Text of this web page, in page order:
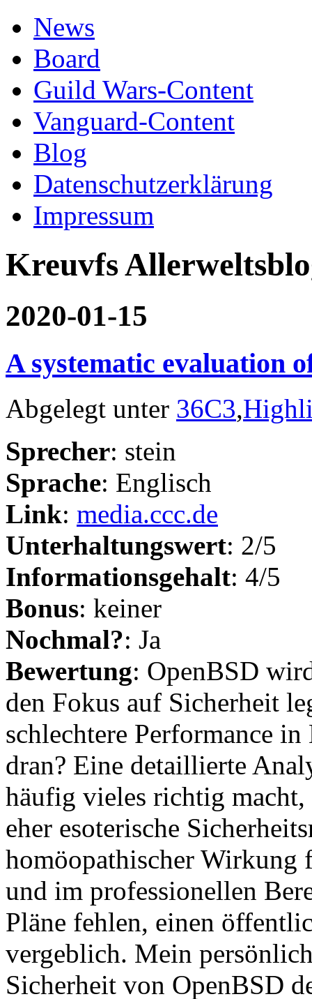
News
Board
Guild Wars-Content
Vanguard-Content
Blog
Datenschutzerklärung
Impressum
Kreuvfs
2020-01-15
A systematic evaluation
Abgelegt unter 36C3,
Sprecher: stein
Sprache: Englisch
Link: media.ccc.de
Unterhaltungswert: 2/5
Informationsgehalt: 4/5
Bonus: keiner
Nochmal?: Ja
Bewertung: OpenBSD
den Fokus auf Sicherheit
schlechtere Performance
dran? Eine detaillierte
häufig vieles richtig macht,
eher esoterische
homöopathischer Wirkung
und im professionellen
Pläne fehlen, einen
vergeblich. Mein
Sicherheit von OpenBSD